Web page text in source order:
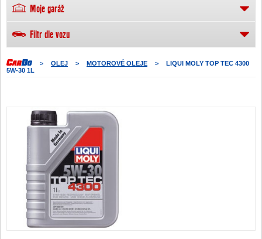
> OLEJ > MOTOROVÉ OLEJE >
LIQUI MOLY TOP TEC 4300
5W-30 1L
Moje garáž
Filtr dle vozu